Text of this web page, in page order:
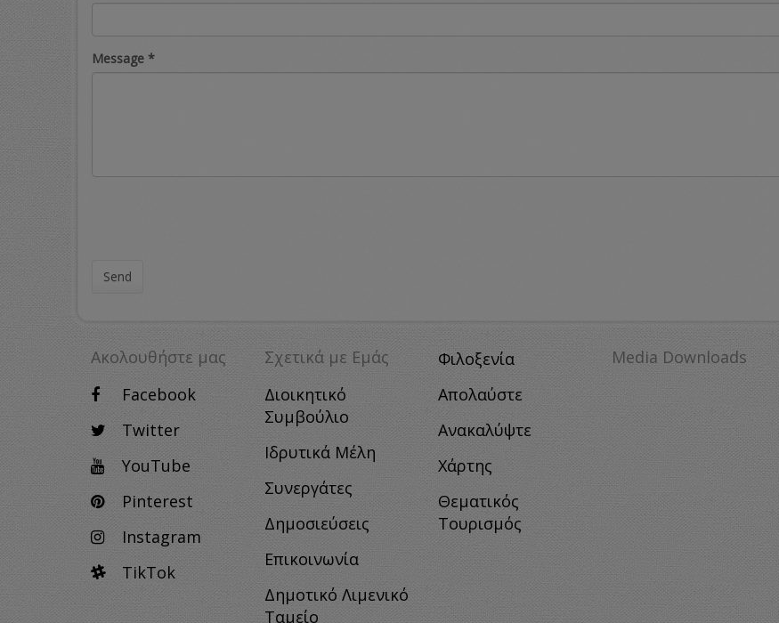
Message *
Send
Ακολουθήστε μας
Facebook
Twitter
YouTube
Pinterest
Instagram
TikTok
Σχετικά με Eμάς
Διοικητικό
Συμβούλιο
Ιδρυτικά Μέλη
Συνεργάτες
Δημοσιεύσεις
Επικοινωνία
Δημοτικό Λιμενικό
Ταμείο
Φιλοξενία
Απολαύστε
Ανακαλύψτε
Χάρτης
Θεματικός
Τουρισμός
Media Downloads